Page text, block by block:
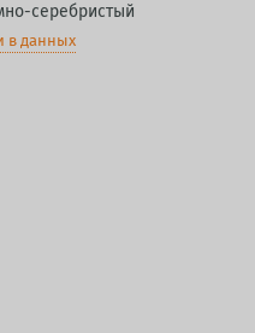
серебристый
в данных